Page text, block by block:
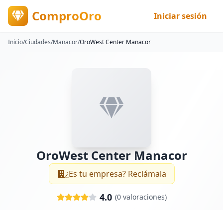
ComproOro Iniciar sesión
Inicio/Ciudades/Manacor/OroWest Center Manacor
OroWest Center Manacor
¿Es tu empresa? Reclámala
4.0 (0valoraciones)